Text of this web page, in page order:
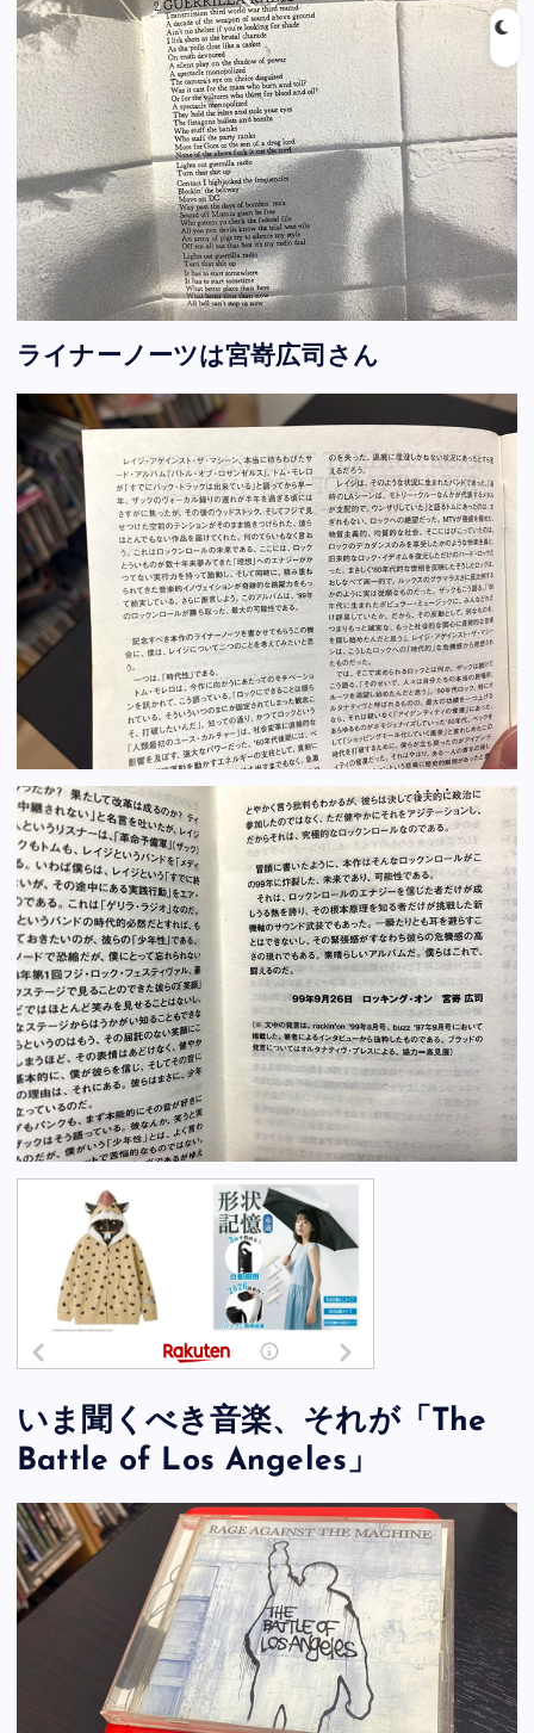
ライナーノーツは宮嵜広司さん
いま聞くべき音楽、それが「The
Battle of Los Angeles」